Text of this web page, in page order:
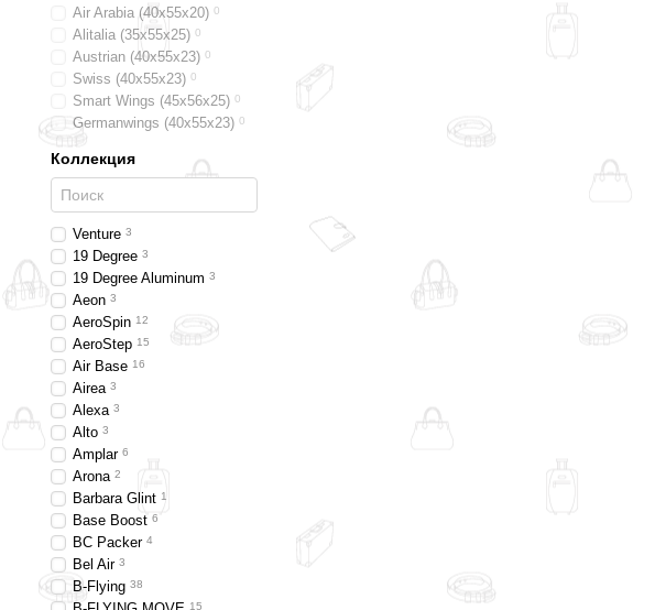
Air Arabia (40х55х20) 0
Alitalia (35х55х25) 0
Austrian (40x55x23) 0
Swiss (40x55x23) 0
Smart Wings (45x56x25) 0
Germanwings (40x55x23) 0
Коллекция
Venture 3
19 Degree 3
19 Degree Aluminum 3
Aeon 3
AeroSpin 12
AeroStep 15
Air Base 16
Airea 3
Alexa 3
Alto 3
Amplar 6
Arona 2
Barbara Glint 1
Base Boost 6
BC Packer 4
Bel Air 3
B-Flying 38
15